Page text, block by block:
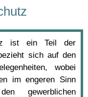
ist ein Teil der
sich auf den
wobei
im engeren Sinn
gewerblichen